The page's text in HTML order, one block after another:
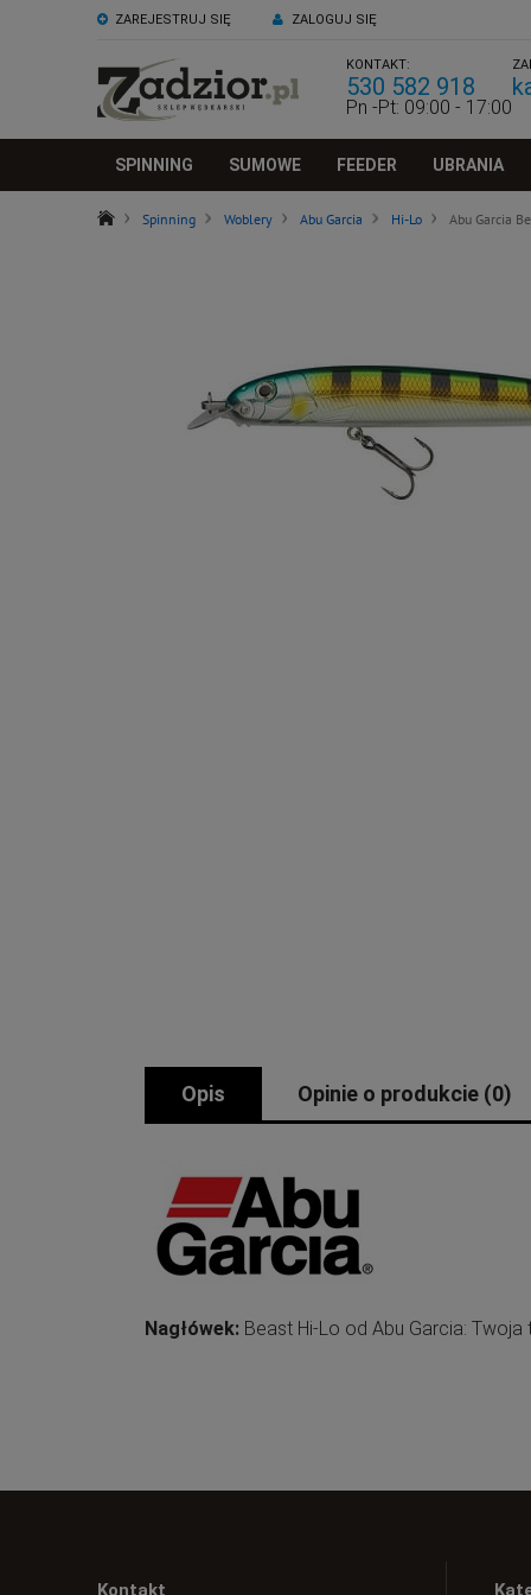
ZAREJESTRUJ SIĘ ZALOGUJ SIĘ
KONTAKT:
530 582 918
Pn -Pt: 09:00 - 17:00
SPINNING SUMOWE FEEDER UBRANIA
Spinning Woblery Abu Garcia Hi-Lo Abu Garcia
Opis Opinie o produkcie (0)
Nagłówek: Beast Hi-Lo od Abu Garcia:
Kontakt